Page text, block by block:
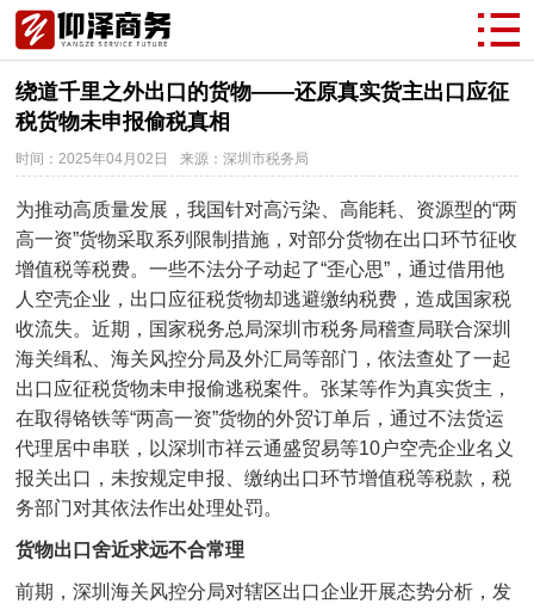
绕道千里之外出口的货物——还原真实货主出口应征
税货物未申报偷税真相
时间：2025年04月02日 来源：深圳市税务局
为推动高质量发展，我国针对高污染、高能耗、资源型的“两
高一资”货物采取系列限制措施，对部分货物在出口环节征收
增值税等税费。一些不法分子动起了“歪心思”，通过借用他
人空壳企业，出口应征税货物却逃避缴纳税费，造成国家税
收流失。近期，国家税务总局深圳市税务局稽查局联合深圳
海关缉私、海关风控分局及外汇局等部门，依法查处了一起
出口应征税货物未申报偷逃税案件。张某等作为真实货主，
在取得铬铁等“两高一资”货物的外贸订单后，通过不法货运
代理居中串联，以深圳市祥云通盛贸易等10户空壳企业名义
报关出口，未按规定申报、缴纳出口环节增值税等税款，税
务部门对其依法作出处理处罚。
货物出口舍近求远不合常理
前期，深圳海关风控分局对辖区出口企业开展态势分析，发